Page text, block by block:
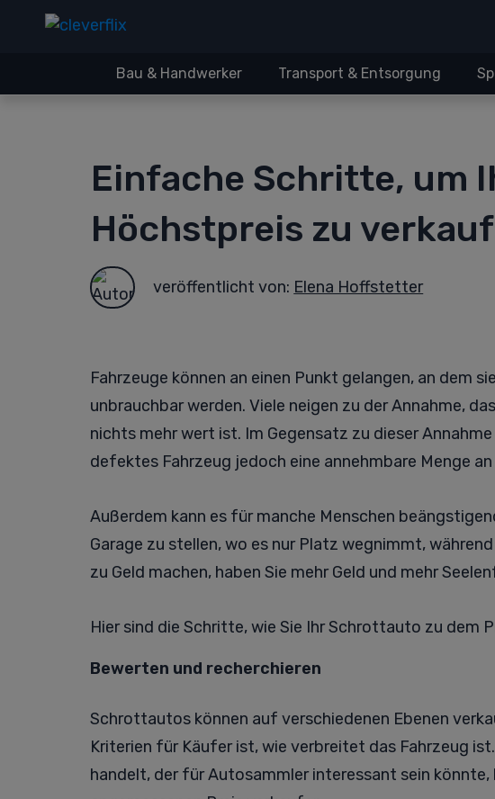
Bau & Handwerker Transport & Entsorgung
Einfache Schritte, um
Höchstpreis zu
veröffentlicht von: Elena Hoffstetter
Fahrzeuge können an einen Punkt gelangen, an dem
unbrauchbar werden. Viele neigen zu der Annahme,
nichts mehr wert ist. Im Gegensatz zu dieser
defektes Fahrzeug jedoch eine annehmbare Menge
Außerdem kann es für manche Menschen
Garage zu stellen, wo es nur Platz wegnimmt,
zu Geld machen, haben Sie mehr Geld und mehr
Hier sind die Schritte, wie Sie Ihr Schrottauto zu dem
Bewerten und recherchieren
Schrottautos können auf verschiedenen Ebenen
Kriterien für Käufer ist, wie verbreitet das Fahrzeug
handelt, der für Autosammler interessant sein